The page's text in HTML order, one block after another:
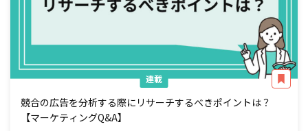
連載
競合の広告を分析する際にリサーチするべきポイントは？
【マーケティングQ&A】